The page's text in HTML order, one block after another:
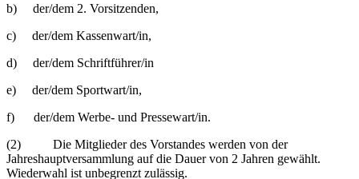
b) der/dem 2. Vorsitzenden,
c) der/dem Kassenwart/in,
d) der/dem Schriftführer/in
e) der/dem Sportwart/in,
f) der/dem Werbe- und Pressewart/in.
(2) Die Mitglieder des Vorstandes werden von der
Jahreshauptversammlung auf die Dauer von 2 Jahren gewählt.
Wiederwahl ist unbegrenzt zulässig.